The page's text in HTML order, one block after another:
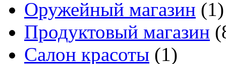
Оружейный магазин (1)
Продуктовый магазин
Салон красоты (1)